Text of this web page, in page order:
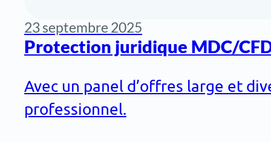
23 septembre 2025
Protection juridique MDC/
Avec un panel d’offres large et
professionnel.